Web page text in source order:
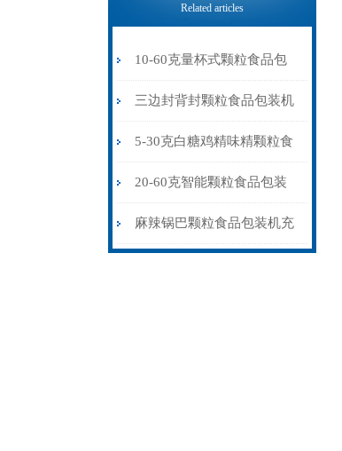
Related articles
10-60克量杯式颗粒食品包
装机多功能价格
三边封背封颗粒食品包装机
厂家供应
5-30克白糖鸡精味精颗粒食
品包装机
20-60克智能颗粒食品包装
机可定制背封三边封
麻辣锅巴颗粒食品包装机充